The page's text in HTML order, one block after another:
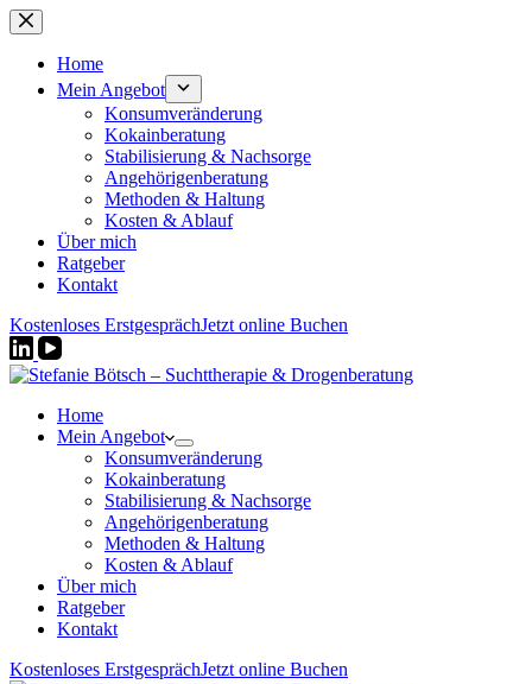
Zum
Inhalt
springenHome
Mein Angebot
Konsumveränderung
Kokainberatung
Stabilisierung & Nachsorge
Angehörigenberatung
Methoden & Haltung
Kosten & Ablauf
Über mich
Ratgeber
Kontakt
Kostenloses ErstgesprächJetzt online Buchen
Home
Mein Angebot
Konsumveränderung
Kokainberatung
Stabilisierung & Nachsorge
Angehörigenberatung
Methoden & Haltung
Kosten & Ablauf
Über mich
Ratgeber
Kontakt
Kostenloses ErstgesprächJetzt online Buchen